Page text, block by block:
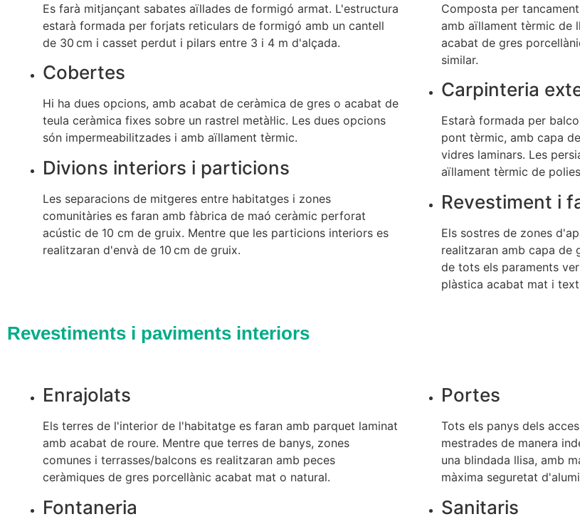
Es farà mitjançant sabates aïllades de formigó armat. L'estructura
estarà formada per forjats reticulars de formigó amb un cantell
de 30 cm i casset perdut i pilars entre 3 i 4 m d'alçada.
Cobertes
Hi ha dues opcions, amb acabat de ceràmica de gres o acabat de
teula ceràmica fixes sobre un rastrel metàl·lic. Les dues opcions
són impermeabilitzades i amb aïllament tèrmic.
Divions interiors i particions
Les separacions de mitgeres entre habitatges i zones
comunitàries es faran amb fàbrica de maó ceràmic perforat
acústic de 10 cm de gruix. Mentre que les particions interiors es
realitzaran d'envà de 10 cm de gruix.
Composta per
amb aïllament tèrmic de
acabat de gres
similar.
Carpinteria
Estarà formada per
pont tèrmic, amb capa
vidres laminars. Les
aïllament tèrmic de
Revestiment i
Els sostres de zones
realitzaran amb capa de
de tots els paraments
plàstica acabat mat i
Revestiments i paviments interiors
Enrajolats
Els terres de l'interior de l'habitatge es faran amb parquet laminat
amb acabat de roure. Mentre que terres de banys, zones
comunes i terrasses/balcons es realitzaran amb peces
ceràmiques de gres porcellànic acabat mat o natural.
Fontaneria
Portes
Tots els panys dels
mestrades de manera
una blindada llisa, amb
màxima seguretat
Sanitaris